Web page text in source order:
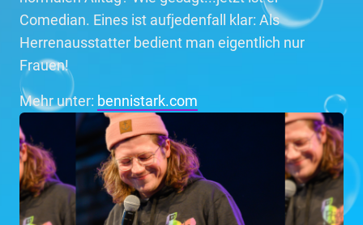
Comedian. Eines ist aufjedenfall klar: Als
Herrenausstatter bedient man eigentlich nur
Frauen!
Mehr unter: bennistark.com